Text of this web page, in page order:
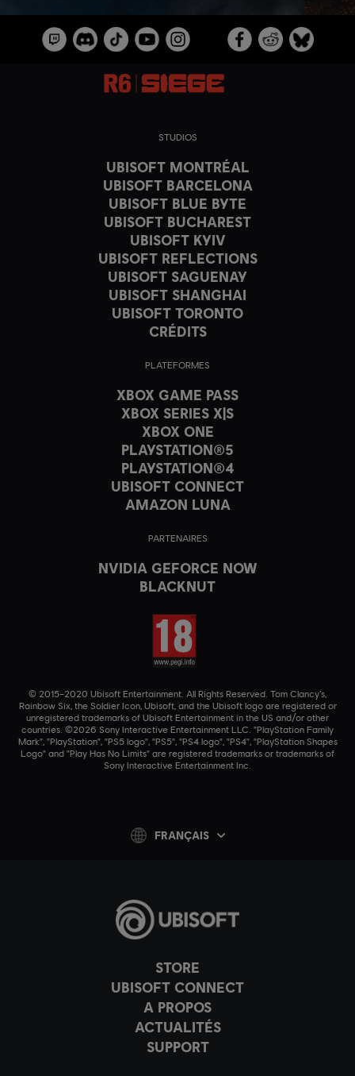
STORE
UBISOFT CONNECT
A PROPOS
ACTUALITÉS
SUPPORT
STUDIOS
UBISOFT MONTRÉAL
UBISOFT BARCELONA
UBISOFT BLUE BYTE
UBISOFT BUCHAREST
UBISOFT KYIV
UBISOFT REFLECTIONS
UBISOFT SAGUENAY
UBISOFT SHANGHAI
UBISOFT TORONTO
CRÉDITS
PLATEFORMES
XBOX GAME PASS
XBOX SERIES X|S
XBOX ONE
PLAYSTATION®5
PLAYSTATION®4
UBISOFT CONNECT
AMAZON LUNA
PARTENAIRES
NVIDIA GEFORCE NOW
BLACKNUT
© 2015–2020 Ubisoft Entertainment. All Rights Reserved. Tom Clancy’s,
Rainbow Six, the Soldier Icon, Ubisoft, and the Ubisoft logo are registered or
unregistered trademarks of Ubisoft Entertainment in the US and/or other
countries. ©2026 Sony Interactive Entertainment LLC. "PlayStation Family
Mark", "PlayStation", "PS5 logo", "PS5", "PS4 logo", "PS4", "PlayStation Shapes
Logo" and "Play Has No Limits" are registered trademarks or trademarks of
Sony Interactive Entertainment Inc.
FRANÇAIS